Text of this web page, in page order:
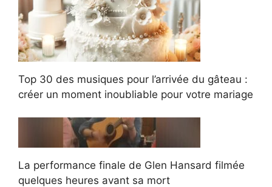
Top 30 des musiques pour l’arrivée du gâteau :
créer un moment inoubliable pour votre mariage
La performance finale de Glen Hansard filmée
quelques heures avant sa mort